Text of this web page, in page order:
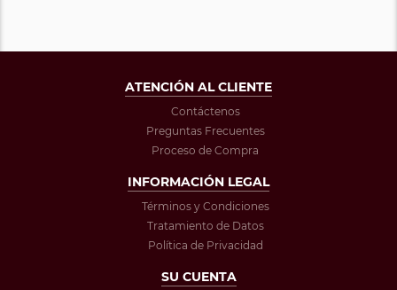
ATENCIÓN AL CLIENTE
Contáctenos
Preguntas Frecuentes
Proceso de Compra
INFORMACIÓN LEGAL
Términos y Condiciones
Tratamiento de Datos
Política de Privacidad
SU CUENTA